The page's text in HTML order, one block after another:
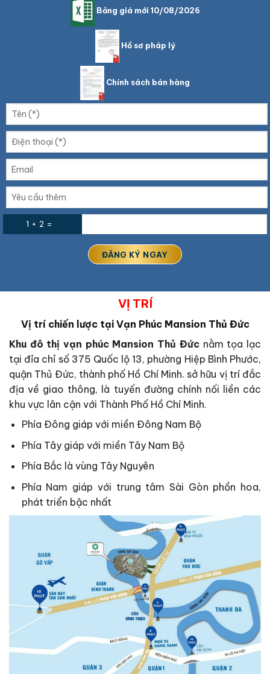
Bảng giá mới 10/08/2026
Hồ sơ pháp lý
Chính sách bán hàng
1 + 2 =
VỊ TRÍ
Vị trí chiến lược tại Vạn Phúc Mansion Thủ Đức
Khu đô thị vạn phúc Mansion Thủ Đứcnằm tọa lạc
tại đỉa chỉ số 375 Quốc lộ 13, phường Hiệp Bình Phước,
quận Thủ Đức, thành phố Hồ Chí Minh. sở hữu vị trí đắc
địa về giao thông, là tuyến đường chính nối liền các
khu vực lân cận với Thành Phố Hồ Chí Minh.
Phía Đông giáp với miền Đông Nam Bộ
Phía Tây giáp với miền Tây Nam Bộ
Phía Bắc là vùng Tây Nguyên
Phía Nam giáp với trung tâm Sài Gòn phồn hoa,
phát triển bậc nhất